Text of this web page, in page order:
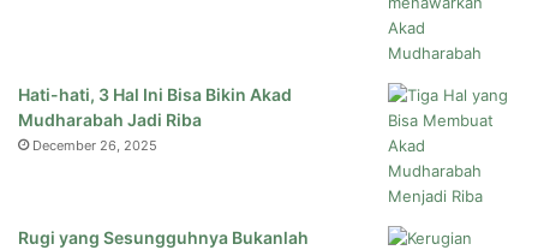
Hati-hati, 3 Hal Ini Bisa Bikin Akad
Mudharabah Jadi Riba
December 26, 2025
Rugi yang Sesungguhnya Bukanlah